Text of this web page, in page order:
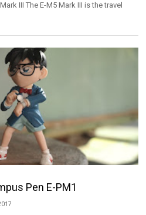
III The E-M5 Mark III is the travel
Pen E-PM1